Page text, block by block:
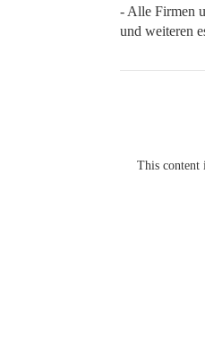
- Alle Firmen
und weiteren
This content